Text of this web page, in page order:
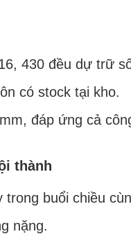
430 đều dự trữ
có stock tại kho.
đáp ứng cả
thành
buổi chiều
nặng.